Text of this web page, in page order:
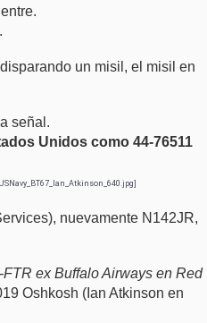
un misil, el misil en
señal.
Unidos como 44-76511
nuevamente N142JR,
ex Buffalo Airways en Red
Oshkosh (Ian Atkinson en